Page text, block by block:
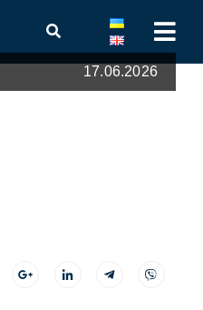
17.06.2026